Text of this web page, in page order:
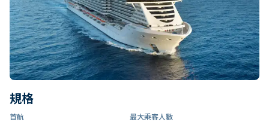
規格
首航 最大乘客人數